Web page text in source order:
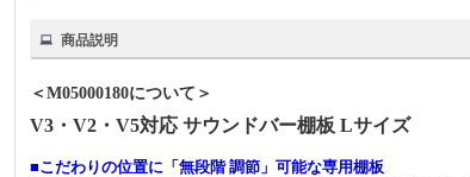
商品説明
＜M05000180について＞
V3・V2・V5対応 サウンドバー棚板 Lサイズ
■こだわりの位置に「無段階 調節」可能な専用棚板